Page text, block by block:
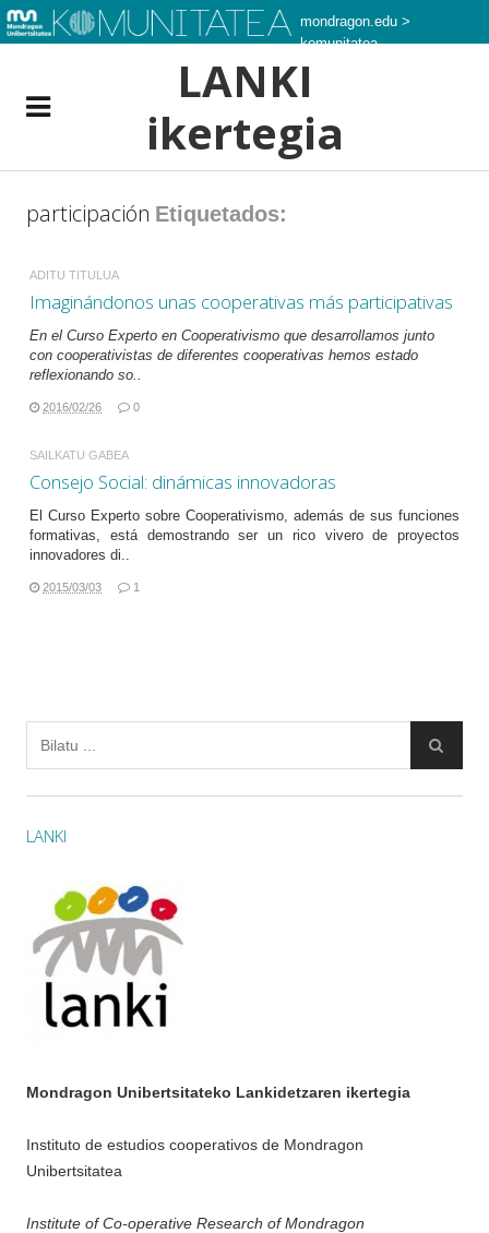
mondragon.edu >
komunitatea
LANKI
ikertegia
participación Etiquetados:
ADITU TITULUA
Imaginándonos unas cooperativas más participativas
En el Curso Experto en Cooperativismo que desarrollamos junto
con cooperativistas de diferentes cooperativas hemos estado
reflexionando so..
2016/02/26 0
SAILKATU GABEA
Consejo Social: dinámicas innovadoras
El Curso Experto sobre Cooperativismo, además de sus funciones
formativas, está demostrando ser un rico vivero de proyectos
innovadores di..
2015/03/03 1
LANKI
Mondragon Unibertsitateko Lankidetzaren ikertegia
Instituto de estudios cooperativos de Mondragon
Unibertsitatea
Institute of Co-operative Research of Mondragon